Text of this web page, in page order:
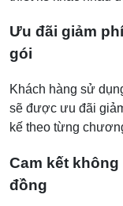
Ưu đãi giảm
gói
Khách hàng sử
sẽ được ưu đãi
kế theo từng
Cam kết
đồng